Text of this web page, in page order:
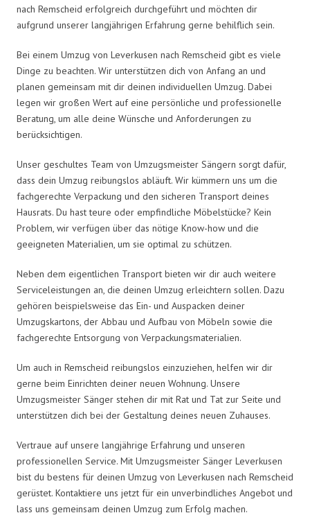
nach Remscheid erfolgreich durchgeführt und möchten dir
aufgrund unserer langjährigen Erfahrung gerne behilflich sein.
Bei einem Umzug von Leverkusen nach Remscheid gibt es viele
Dinge zu beachten. Wir unterstützen dich von Anfang an und
planen gemeinsam mit dir deinen individuellen Umzug. Dabei
legen wir großen Wert auf eine persönliche und professionelle
Beratung, um alle deine Wünsche und Anforderungen zu
berücksichtigen.
Unser geschultes Team von Umzugsmeister Sängern sorgt dafür,
dass dein Umzug reibungslos abläuft. Wir kümmern uns um die
fachgerechte Verpackung und den sicheren Transport deines
Hausrats. Du hast teure oder empfindliche Möbelstücke? Kein
Problem, wir verfügen über das nötige Know-how und die
geeigneten Materialien, um sie optimal zu schützen.
Neben dem eigentlichen Transport bieten wir dir auch weitere
Serviceleistungen an, die deinen Umzug erleichtern sollen. Dazu
gehören beispielsweise das Ein- und Auspacken deiner
Umzugskartons, der Abbau und Aufbau von Möbeln sowie die
fachgerechte Entsorgung von Verpackungsmaterialien.
Um auch in Remscheid reibungslos einzuziehen, helfen wir dir
gerne beim Einrichten deiner neuen Wohnung. Unsere
Umzugsmeister Sänger stehen dir mit Rat und Tat zur Seite und
unterstützen dich bei der Gestaltung deines neuen Zuhauses.
Vertraue auf unsere langjährige Erfahrung und unseren
professionellen Service. Mit Umzugsmeister Sänger Leverkusen
bist du bestens für deinen Umzug von Leverkusen nach Remscheid
gerüstet. Kontaktiere uns jetzt für ein unverbindliches Angebot und
lass uns gemeinsam deinen Umzug zum Erfolg machen.